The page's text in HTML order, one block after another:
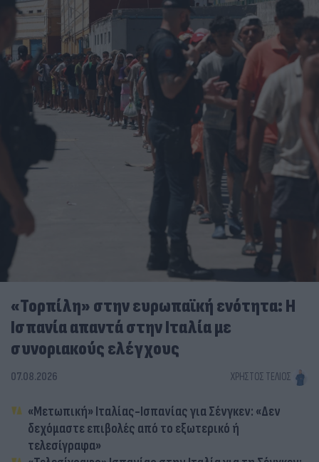
«Τορπίλη» στην ευρωπαϊκή ενότητα: Η
Ισπανία απαντά στην Ιταλία με
συνοριακούς ελέγχους
07.08.2026 ΧΡΉΣΤΟΣ ΤΈΛΙΟΣ
«Μετωπική» Ιταλίας-Ισπανίας για Σένγκεν: «Δεν
δεχόμαστε επιβολές από το εξωτερικό ή
τελεσίγραφα»